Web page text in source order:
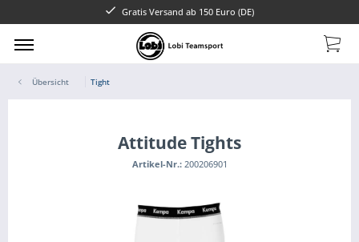
Gratis Versand ab 150 Euro (DE)
Übersicht Tight
Attitude Tights
Artikel-Nr.: 200206901